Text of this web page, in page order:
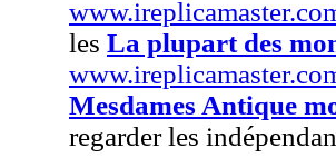
les La plupart des
Mesdames Antique
regarder les